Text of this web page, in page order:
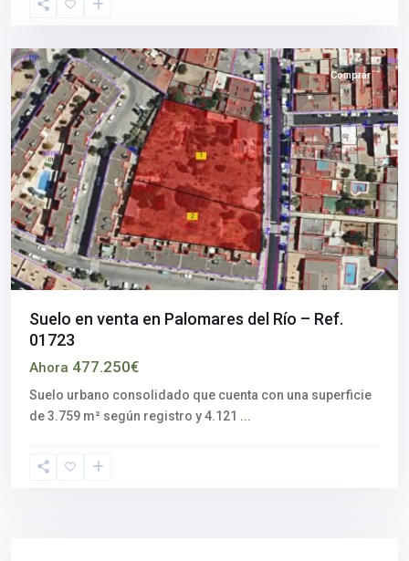
Sevilla
Comprar
Suelo en venta en Palomares del Río – Ref.
01723
Ahora 477.250€
Suelo urbano consolidado que cuenta con una superficie
de 3.759 m² según registro y 4.121 ...